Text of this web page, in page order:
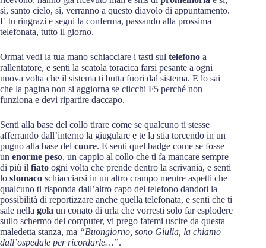
sì, santo cielo, sì, verranno a questo diavolo di appuntamento.
E tu ringrazi e segni la conferma, passando alla prossima
telefonata, tutto il giorno.
Ormai vedi la tua mano schiacciare i tasti sul telefono a
rallentatore, e senti la scatola toracica farsi pesante a ogni
nuova volta che il sistema ti butta fuori dal sistema. E lo sai
che la pagina non si aggiorna se clicchi F5 perché non
funziona e devi ripartire daccapo.
Senti alla base del collo tirare come se qualcuno ti stesse
afferrando dall’interno la giugulare e te la stia torcendo in un
pugno alla base del cuore. E senti quel badge come se fosse
un enorme peso, un cappio al collo che ti fa mancare sempre
di più il fiato ogni volta che prende dentro la scrivania, e senti
lo stomaco schiacciarsi in un altro crampo mentre aspetti che
qualcuno ti risponda dall’altro capo del telefono dandoti la
possibilità di reportizzare anche quella telefonata, e senti che ti
sale nella gola un conato di urla che vorresti solo far esplodere
sullo schermo del computer, vi prego fatemi uscire da questa
maledetta stanza, ma “Buongiorno, sono Giulia, la chiamo
dall’ospedale per ricordarle…”.